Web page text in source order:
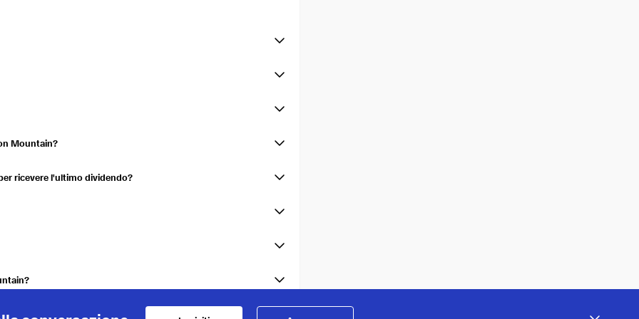
0,785 USD
2,665 USD
0,81%
0,65 USD
0,619 USD
0% 0,619 USD
Mountain?
ricevere l'ultimo dividendo?